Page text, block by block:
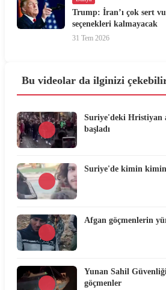
Trump: İran’ı çok sert
seçenekleri kalmayacak
31 Tem 2026
Bu videolar da ilginizi
Suriye'deki Hristiyan
başladı
Suriye'de kimin
Afgan göçmenlerin
Yunan Sahil
göçmenler